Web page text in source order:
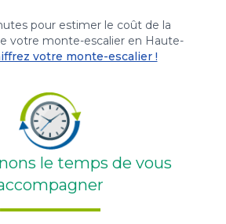
pour estimer le coût de la
votre monte-escalier en Haute-
votre monte-escalier !
le temps de vous